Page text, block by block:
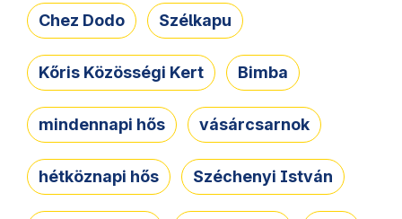
Chez Dodo Szélkapu
Kőris Közösségi Kert Bimba
mindennapi hős vásárcsarnok
hétköznapi hős Széchenyi István